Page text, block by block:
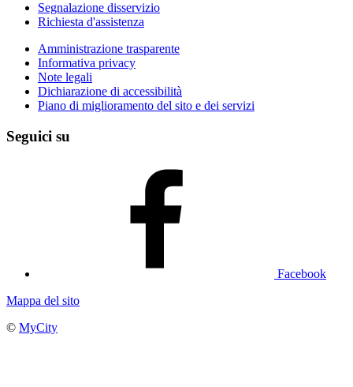
Segnalazione disservizio
Richiesta d'assistenza
Amministrazione trasparente
Informativa privacy
Note legali
Dichiarazione di accessibilità
Piano di miglioramento del sito e dei servizi
Seguici su
Facebook
Mappa del sito
© MyCity